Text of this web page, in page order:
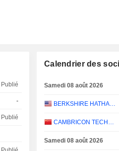
Publié
-
Publié
Calendrier des
Samedi 08 août 2026
BERKSHIRE HATHAWAY INC.
CAMBRICON TECHNOLOGIES CORPORATION LIMITED
Samedi 08 août 2026